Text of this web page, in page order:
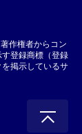
作権者からコン
登録商標（登録
掲示しているサ